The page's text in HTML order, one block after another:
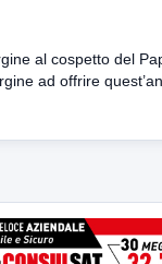
al cospetto del
ad offrire